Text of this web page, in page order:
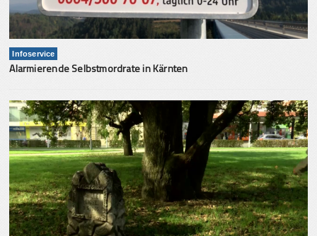
Infoservice
Alarmierende Selbstmordrate in Kärnten